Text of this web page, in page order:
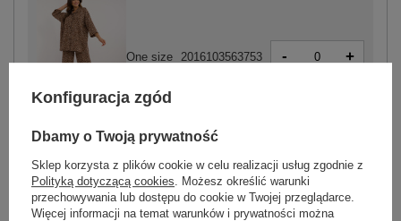
One size 2016103563753 - +
Zobacz wszystkie kolory (+1)
Konfiguracja zgód
Dbamy o Twoją prywatność
Sklep korzysta z plików cookie w celu realizacji usług zgodnie z
Polityką dotyczącą cookies . Możesz określić warunki
przechowywania lub dostępu do cookie w Twojej przeglądarce.
Więcej informacji na temat warunków i prywatności można